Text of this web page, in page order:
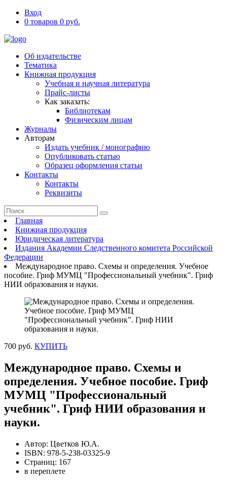
Вход
0 товаров 0 руб.
Об издательстве
Тематика
Книжная продукция
Учебная и научная литература
Прайс-листы
Как заказать:
Библиотекам
Физическим лицам
Журналы
Авторам
Издать учебник / монографию
Опубликовать статью
Образец оформления статьи
Контакты
Контакты
Реквизиты
Главная
Книжная продукция
Юридическая литература
Издания Академии Следственного комитета Российской
Федерации
Международное право. Схемы и определения. Учебное
пособие. Гриф МУМЦ "Профессиональный учебник". Гриф
НИИ образования и науки.
700 руб. КУПИТЬ
Международное право. Схемы и
определения. Учебное пособие. Гриф
МУМЦ "Профессиональный
учебник". Гриф НИИ образования и
науки.
Автор: Цветков Ю.А.
ISBN: 978-5-238-03325-9
Страниц: 167
в переплете